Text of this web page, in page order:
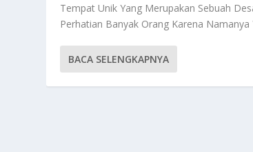
Tempat Unik Yang Merupakan Sebuah
Perhatian Banyak Orang Karena Namanya
BACA SELENGKAPNYA